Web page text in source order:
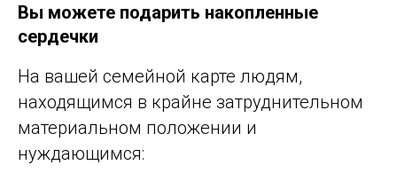
Вы можете подарить накопленные
сердечки
На вашей семейной карте людям,
находящимся в крайне затруднительном
материальном положении и
нуждающимся: